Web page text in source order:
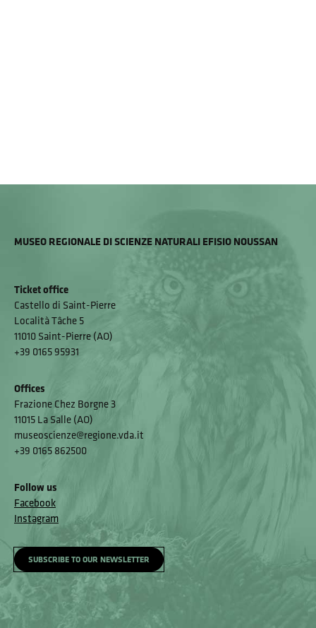
MUSEO REGIONALE DI SCIENZE NATURALI EFISIO NOUSSAN
Ticket office
Castello di Saint-Pierre
Località Tâche 5
11010 Saint-Pierre (AO)
+39 0165 95931
Offices
Frazione Chez Borgne 3
11015 La Salle (AO)
museoscienze@regione.vda.it
+39 0165 862500
Follow us
Facebook
Instagram
SUBSCRIBE TO OUR NEWSLETTER